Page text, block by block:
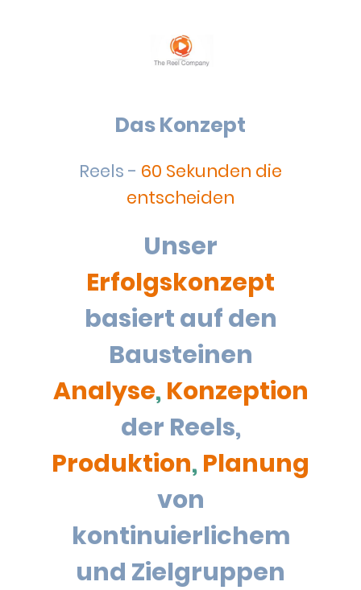
Das Konzept
Reels - 60 Sekunden die
entscheiden
Unser
Erfolgskonzept
basiert auf den
Bausteinen
Analyse,Konzeption
der Reels,
Produktion,Planung
von
kontinuierlichem
und Zielgruppen